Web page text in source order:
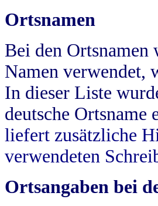
Ortsnamen
Bei den Ortsnamen
Namen verwendet,
In dieser Liste
deutsche Ortsname
liefert zusätzliche
verwendeten
Ortsangaben bei